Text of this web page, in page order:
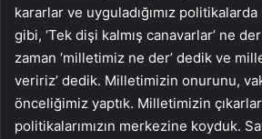
kararlar ve uyguladığımız
gibi, ‘Tek dişi kalmış canavarlar’ ne
zaman ‘milletimiz ne der’ dedik ve
veririz’ dedik. Milletimizin onurunu,
önceliğimiz yaptık. Milletimizin
politikalarımızın merkezine koyduk.